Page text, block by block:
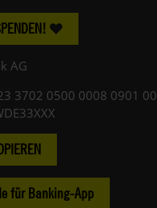
AG
3702 0500 0008 0901 00
für Banking-App